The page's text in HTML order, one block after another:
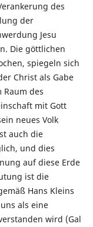
des
der
Jesu
Die göttlichen
spiegeln sich
Christ als Gabe
Raum des
mit Gott
neues Volk
auch die
und dies
auf diese Erde
ist die
Hans Kleins
als eine
wird (Gal